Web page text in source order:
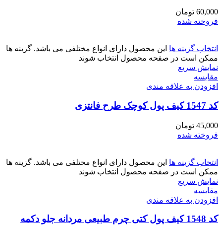
60,000 تومان
فروخته شده
انتخاب گزینه ها این محصول دارای انواع مختلفی می باشد. گزینه ها
ممکن است در صفحه محصول انتخاب شوند
نمایش سریع
مقايسه
افزودن به علاقه مندی
کد 1547 کیف پول کوچک طرح فانتزی
45,000 تومان
فروخته شده
انتخاب گزینه ها این محصول دارای انواع مختلفی می باشد. گزینه ها
ممکن است در صفحه محصول انتخاب شوند
نمایش سریع
مقايسه
افزودن به علاقه مندی
کد 1548 کیف پول کتی چرم طبیعی مردانه جلو دکمه